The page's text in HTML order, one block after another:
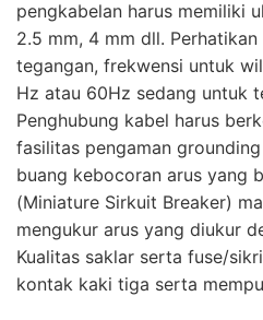
pengkabelan harus memiliki
2.5 mm, 4 mm dll.
tegangan, frekwensi untuk
Hz atau 60Hz sedang untuk
Penghubung kabel harus
fasilitas pengaman
buang kebocoran arus yang
(Miniature Sirkuit Breaker)
mengukur arus yang diukur
Kualitas saklar serta fuse/
kontak kaki tiga serta